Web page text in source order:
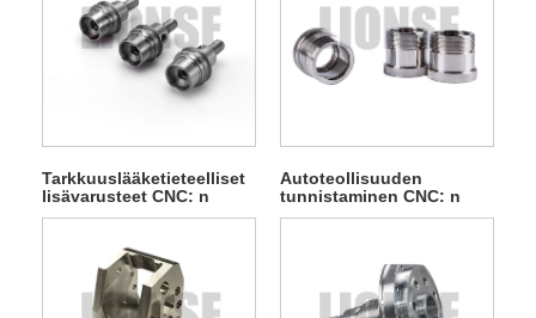
Tarkkuuslääketieteelliset
lisävarusteet CNC: n
kääntökäsittely
Autoteollisuuden
tunnistaminen CNC: n
tarkkuuskoneisto